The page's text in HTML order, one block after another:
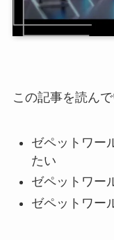
この記事を読んで
ゼペットワー
たい
ゼペットワー
ゼペットワー